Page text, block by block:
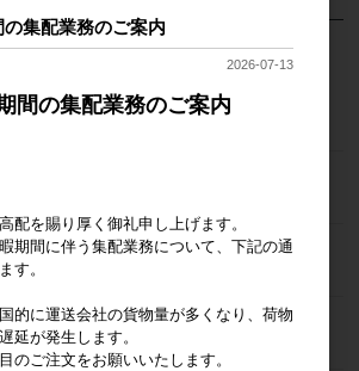
のご案内
期間中の集配業務のご案内
の集配業務のご案内
2026-07-13
間の集配業務のご案内
配を賜り厚く御礼申し上げます。
期間に伴う集配業務について、下記の通
す。
的に運送会社の貨物量が多くなり、荷物
延が発生します。
のご注文をお願いいたします。